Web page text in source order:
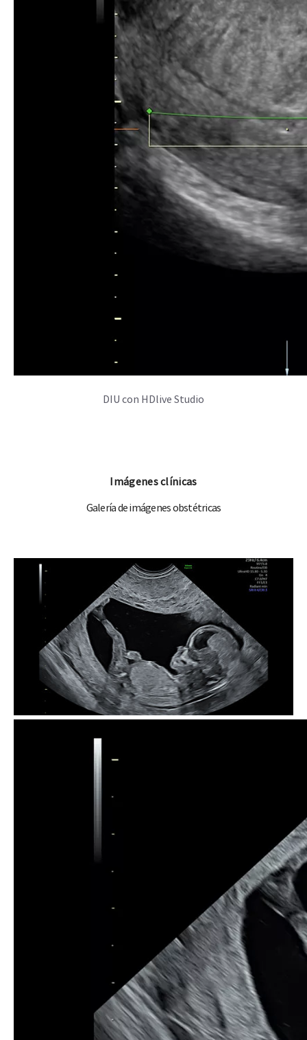
que tu evaluación con fetalHQ sea más
precisa."
Dr. Greggory DeVore
Centro de Diagnóstico Fetal - California, EE. UU.
SALUD PÉLVICA
Simplificando el diagnóstico para encontrar respuestas
Síntomas como dolor pélvico, sangrado posmenopáusico,
disfunción genitourinaria e infertilidad pueden resultar
confusos y preocupantes para tus pacientes. La excepcional
calidad de imagen del Voluson Expert 22, junto con